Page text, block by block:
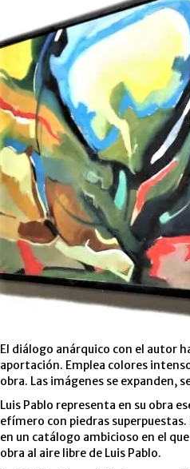
El diálogo anárquico con el autor
aportación. Emplea colores
obra. Las imágenes se expanden,
Luis Pablo representa en su obra
efímero con piedras
en un catálogo ambicioso en el
obra al aire libre de Luis Pablo.